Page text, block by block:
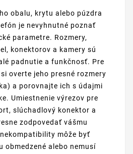
obalu, krytu alebo púzdra
je nevyhnutné poznať
parametre. Rozmery,
konektorov a kamery sú
padnutie a funkčnosť. Pre
overte jeho presné rozmery
a porovnajte ich s údajmi
Umiestnenie výrezov pre
slúchadlový konektor a
zodpovedať vášmu
môže byť
obmedzené alebo nemusí